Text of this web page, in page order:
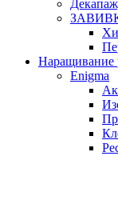
Наращивание
Enigma